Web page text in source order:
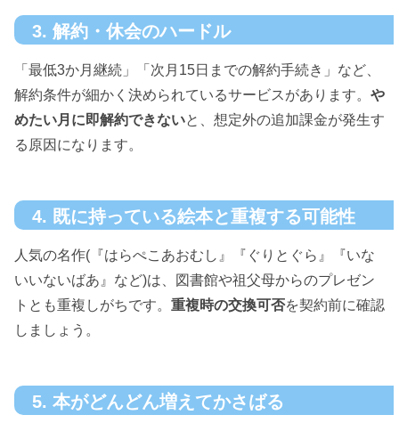
3. 解約・休会のハードル
「最低3か月継続」「次月15日までの解約手続き」など、
解約条件が細かく決められているサービスがあります。 や
めたい月に即解約できないと、想定外の追加課金が発生す
る原因になります。
4. 既に持っている絵本と重複する可能性
人気の名作(『はらぺこあおむし』『ぐりとぐら』『いな
いいないばあ』など)は、図書館や祖父母からのプレゼン
トとも重複しがちです。 重複時の交換可否を契約前に確認
しましょう。
5. 本がどんどん増えてかさばる